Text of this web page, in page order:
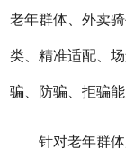
老年群体、外卖
类、精准适配、
骗、防骗、拒骗能
针对老年群